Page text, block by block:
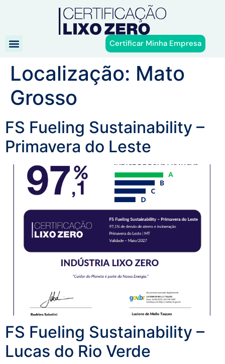
Certificar Minha Empresa
Localização: Mato
Grosso
FS Fueling Sustainability –
Primavera do Leste
FS Fueling Sustainability –
Lucas do Rio Verde